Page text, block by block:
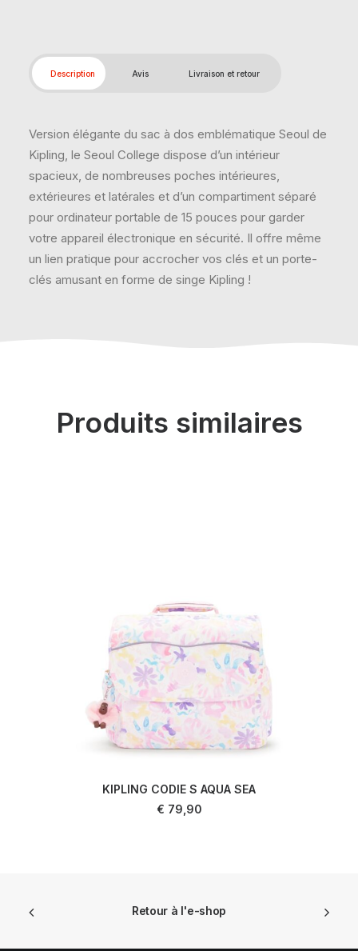
Description Avis Livraison et retour
Version élégante du sac à dos emblématique Seoul de
Kipling, le Seoul College dispose d’un intérieur
spacieux, de nombreuses poches intérieures,
extérieures et latérales et d’un compartiment séparé
pour ordinateur portable de 15 pouces pour garder
votre appareil électronique en sécurité. Il offre même
un lien pratique pour accrocher vos clés et un porte-
clés amusant en forme de singe Kipling !
Produits similaires
KIPLING CODIE S AQUA SEA
€ 79,90
Retour à l'e-shop